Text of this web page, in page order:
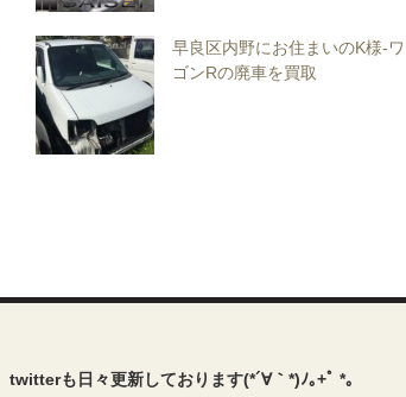
早良区内野にお住まいのK様-ワ
ゴンRの廃車を買取
twitterも日々更新しております(*´∀｀*)ﾉ｡+ﾟ *｡